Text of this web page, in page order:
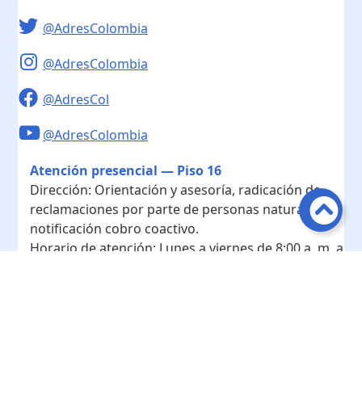
@AdresColombia
@AdresColombia
@AdresCol
@AdresColombia
Atención presencial — Piso 16
Dirección: Orientación y asesoría, radicación de
reclamaciones por parte de personas naturales y
notificación cobro coactivo.
Horario de atención: Lunes a viernes de 8:00 a. m. a